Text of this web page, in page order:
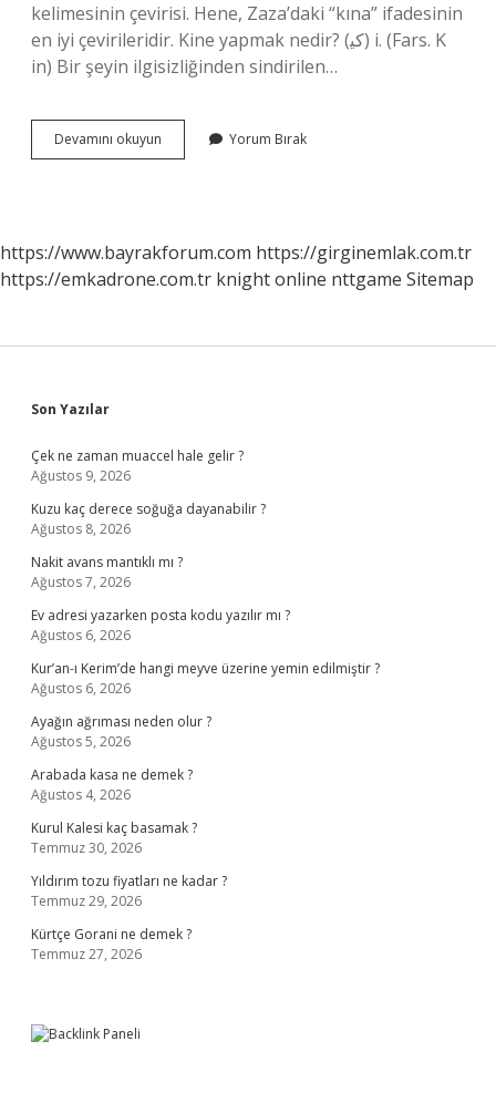
kelimesinin çevirisi. Hene, Zaza’daki “kına” ifadesinin
en iyi çevirileridir. Kine yapmak nedir? (ﻛﻴ) i. (Fars. K
іn) Bir şeyin ilgisizliğinden sindirilen…
Devamını okuyun
Ne
Yorum Bırak
https://www.bayrakforum.com https://girginemlak.com.tr
https://emkadrone.com.tr knight online nttgame Sitemap
Sidebar
Son Yazılar
Çek ne zaman muaccel hale gelir ?
Ağustos 9, 2026
Kuzu kaç derece soğuğa dayanabilir ?
Ağustos 8, 2026
Nakit avans mantıklı mı ?
Ağustos 7, 2026
Ev adresi yazarken posta kodu yazılır mı ?
Ağustos 6, 2026
Kur’an-ı Kerim’de hangi meyve üzerine yemin edilmiştir ?
Ağustos 6, 2026
Ayağın ağrıması neden olur ?
Ağustos 5, 2026
Arabada kasa ne demek ?
Ağustos 4, 2026
Kurul Kalesi kaç basamak ?
Temmuz 30, 2026
Yıldırım tozu fiyatları ne kadar ?
Temmuz 29, 2026
Kürtçe Gorani ne demek ?
Temmuz 27, 2026